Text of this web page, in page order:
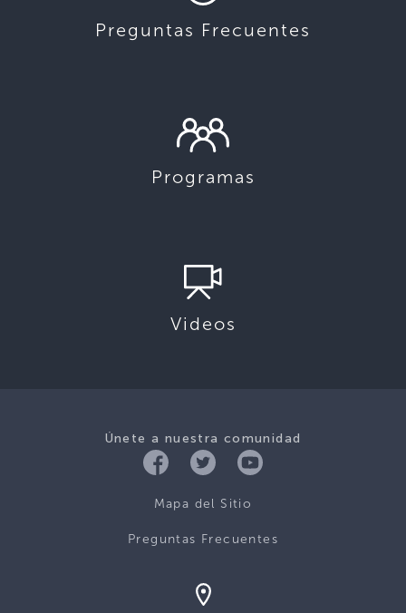
Preguntas Frecuentes
Programas
Videos
Únete a nuestra comunidad
Mapa del Sitio
Preguntas Frecuentes